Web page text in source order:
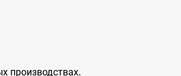
производствах.